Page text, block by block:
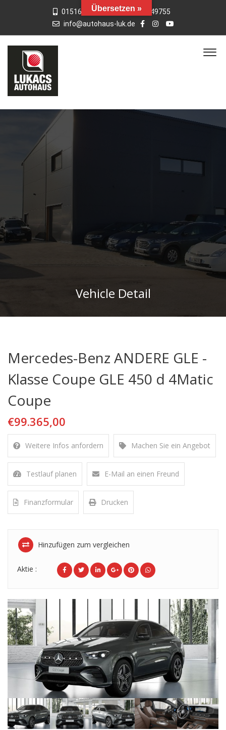
015163769659
01742949755
info@autohaus-luk.de
Vehicle Detail
Mercedes-Benz ANDERE GLE -
Klasse Coupe GLE 450 d 4Matic
Coupe
€99.365,00
Weitere Infos anfordern Machen Sie ein Angebot
Testlauf planen E-Mail an einen Freund
Finanzformular Drucken
Hinzufügen zum vergleichen
Aktie :
Übersetzen »